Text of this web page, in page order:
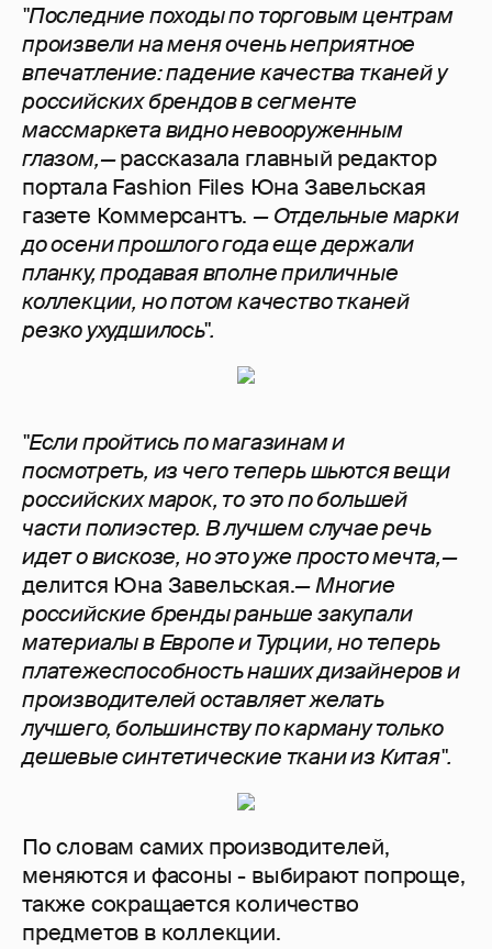
"Последние походы по торговым центрам
произвели на меня очень неприятное
впечатление: падение качества тканей у
российских брендов в сегменте
массмаркета видно невооруженным
глазом,—рассказала главный редактор
портала Fashion Files Юна Завельская
газете Коммерсантъ.— Отдельные марки
до осени прошлого года еще держали
планку, продавая вполне приличные
коллекции, но потом качество тканей
резко ухудшилось".
"Если пройтись по магазинам и
посмотреть, из чего теперь шьются вещи
российских марок, то это по большей
части полиэстер. В лучшем случае речь
идет о вискозе, но это уже просто мечта,—
делится Юна Завельская.— Многие
российские бренды раньше закупали
материалы в Европе и Турции, но теперь
платежеспособность наших дизайнеров и
производителей оставляет желать
лучшего, большинству по карману только
дешевые синтетические ткани из Китая".
По словам самих производителей,
меняются и фасоны - выбирают попроще,
также сокращается количество
предметов в коллекции.